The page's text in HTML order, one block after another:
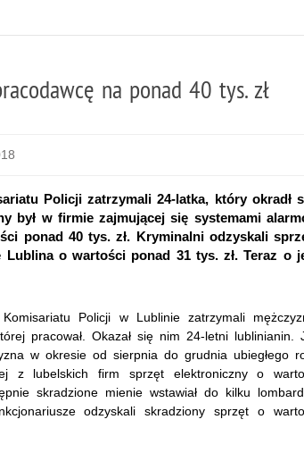
na ponad 40 tys. zł
Policji zatrzymali 24-latka, który okradł
był w firmie zajmującej się systemami
ponad 40 tys. zł. Kryminalni odzyskali
Lublina o wartości ponad 31 tys. zł. Teraz o
Policji w Lublinie zatrzymali
pracował. Okazał się nim 24-letni lublinianin.
w okresie od sierpnia do grudnia ubiegłego
z lubelskich firm sprzęt elektroniczny o
skradzione mienie wstawiał do kilku
odzyskali skradziony sprzęt o